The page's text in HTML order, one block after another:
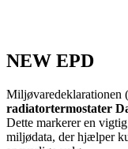
NEW EPD
Miljøvaredeklarationen
radiatortermostater
Dette markerer en
miljødata, der hjælper